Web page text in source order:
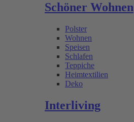
Schöner Wohnen
Polster
Wohnen
Speisen
Schlafen
Teppiche
Heimtextilien
Deko
Interliving